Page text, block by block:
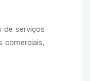
de serviços
comerciais,